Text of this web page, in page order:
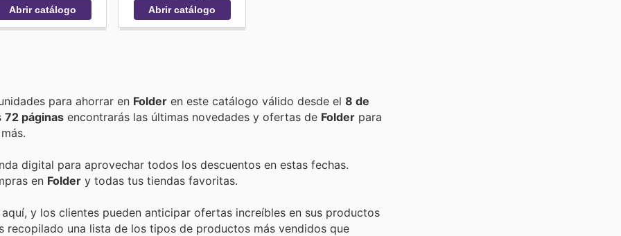
Abrir catálogo Abrir catálogo
Encuentra las mejores promociones, descuentos y oportunidades para ahorrar en Folder en este catálogo válido desde el 8 de
72 páginas encontrarás las últimas novedades y ofertas de Folder para
digital para aprovechar todos los descuentos en estas fechas.
en Folder y todas tus tiendas favoritas.
y los clientes pueden anticipar ofertas increíbles en sus productos
recopilado una lista de los tipos de productos más vendidos que